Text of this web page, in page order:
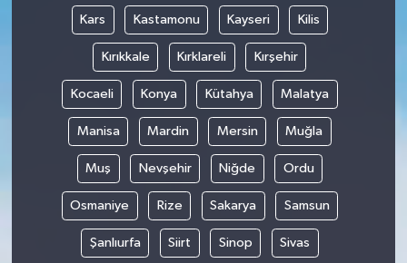
Kars Kastamonu Kayseri Kilis
Kırıkkale Kırklareli Kırşehir
Kocaeli Konya Kütahya Malatya
Manisa Mardin Mersin Muğla
Muş Nevşehir Niğde Ordu
Osmaniye Rize Sakarya Samsun
Şanlıurfa Siirt Sinop Sivas